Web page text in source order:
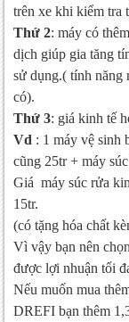
trên xe khi kiểm tra
Thứ 2: máy có
dịch giúp gia tăng
sử dụng.( tính năng
có).
Thứ 3: giá kinh tế
Vd : 1 máy vệ sinh
cũng 25tr + máy
Giá máy súc rửa
15tr.
(có tặng hóa chất
Vì vậy bạn nên
được lợi nhuận tối
Nếu muốn mua
DREFI bạn thêm